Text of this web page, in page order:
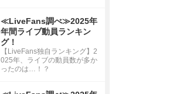
≪LiveFans調べ≫2025年
年間ライブ動員ランキン
グ！
【LiveFans独自ランキング】2
025年、ライブの動員数が多か
ったのは…！？